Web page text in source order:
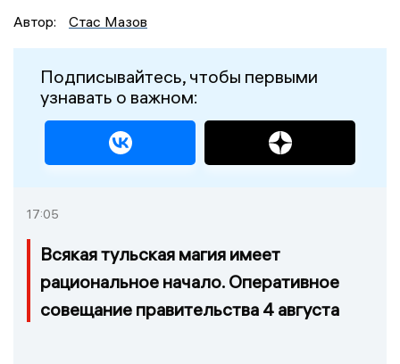
Автор:
Стас Мазов
Подписывайтесь, чтобы первыми
узнавать о важном:
17:05
Всякая тульская магия имеет
рациональное начало. Оперативное
совещание правительства 4 августа